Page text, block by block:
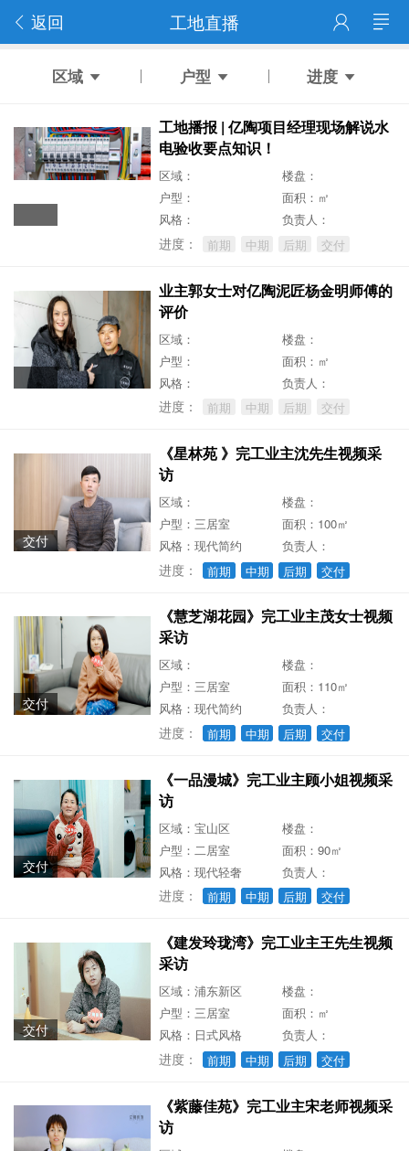
返回 工地直播
区域 户型 进度
工地播报 | 亿陶项目经理现场解说水
电验收要点知识！
区域：
楼盘：
户型：
面积：㎡
风格：
负责人：
进度： 前期 中期 后期 交付
业主郭女士对亿陶泥匠杨金明师傅的
评价
区域：
楼盘：
户型：
面积：㎡
风格：
负责人：
进度： 前期 中期 后期 交付
交付
《星林苑 》完工业主沈先生视频采
访
区域：
楼盘：
户型：三居室
面积：100㎡
风格：现代简约
负责人：
进度： 前期 中期 后期 交付
交付
《慧芝湖花园》完工业主茂女士视频
采访
区域：
楼盘：
户型：三居室
面积：110㎡
风格：现代简约
负责人：
进度： 前期 中期 后期 交付
交付
《一品漫城》完工业主顾小姐视频采
访
区域：宝山区
楼盘：
户型：二居室
面积：90㎡
风格：现代轻奢
负责人：
进度： 前期 中期 后期 交付
交付
《建发玲珑湾》完工业主王先生视频
采访
区域：浦东新区
楼盘：
户型：三居室
面积：㎡
风格：日式风格
负责人：
进度： 前期 中期 后期 交付
《紫藤佳苑》完工业主宋老师视频采
访